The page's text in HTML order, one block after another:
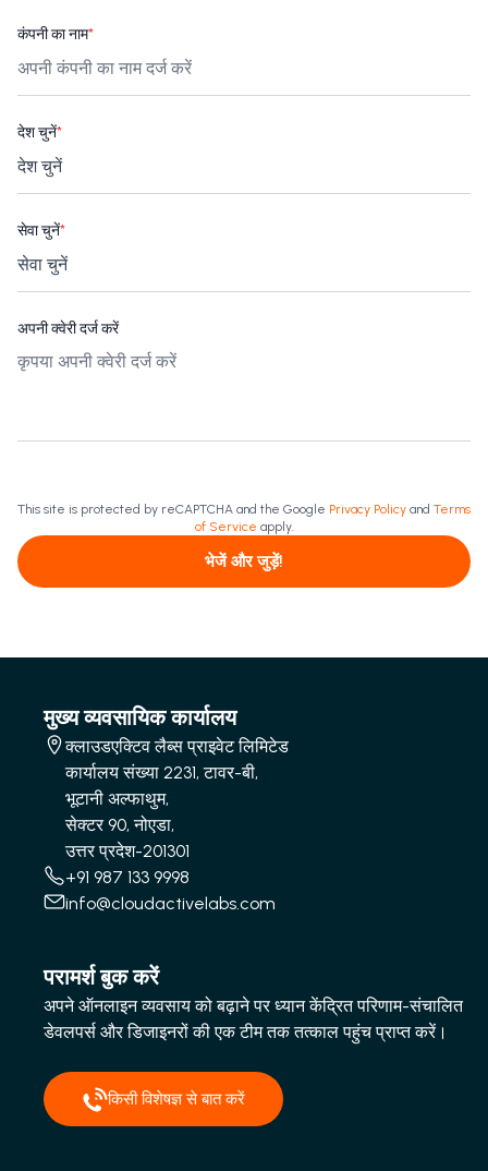
कंपनी का नाम*
देश चुनें*
सेवा चुनें*
अपनी क्वेरी दर्ज करें
This site is protected by reCAPTCHA and the Google Privacy Policy and Terms
of Service apply.
भेजें और जुड़ें!
मुख्य व्यवसायिक कार्यालय
क्लाउडएक्टिव लैब्स प्राइवेट लिमिटेड
कार्यालय संख्या 2231, टावर-बी,
भूटानी अल्फाथुम,
सेक्टर 90, नोएडा,
उत्तर प्रदेश-201301
+91 987 133 9998
info@cloudactivelabs.com
परामर्श बुक करें
अपने ऑनलाइन व्यवसाय को बढ़ाने पर ध्यान केंद्रित परिणाम-संचालित
डेवलपर्स और डिजाइनरों की एक टीम तक तत्काल पहुंच प्राप्त करें।
किसी विशेषज्ञ से बात करें